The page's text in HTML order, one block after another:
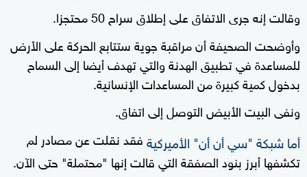
وقالت إنه جرى الاتفاق على إطلاق سراح 50 محتجزا.
وأوضحت الصحيفة أن مراقبة جوية ستتابع الحركة على الأرض
للمساعدة في تطبيق الهدنة والتي تهدف أيضا إلى السماح
بدخول كمية كبيرة من المساعدات الإنسانية.
ونفى البيت الأبيض التوصل إلى اتفاق.
أما شبكة "سي أن أن" الأميركيةفقد نقلت عن مصادر لم
تكشفها أبرز بنود الصفقة التي قالت إنها "محتملة" حتى الآن.